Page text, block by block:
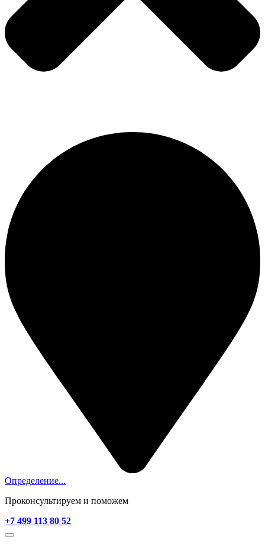
Определение...
Проконсультируем и поможем
+7 499 113 80 52